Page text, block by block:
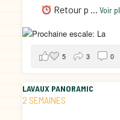
Retour p ... Voir
5 3 0
LAVAUX PANORAMIC
2 SEMAINES